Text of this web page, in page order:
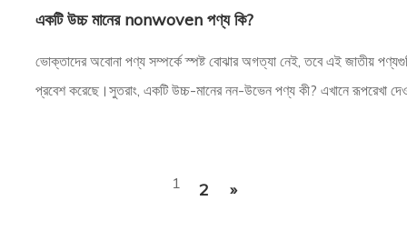
একটি উচ্চ মানের nonwoven পণ্য কি?
ভোক্তাদের অবোনা পণ্য সম্পর্কে স্পষ্ট বোঝার অগত্যা নেই, তবে এই জাতীয়
প্রবেশ করেছে।সুতরাং, একটি উচ্চ-মানের নন-উভেন পণ্য কী? এখানে রূপরেখা
1 2 »